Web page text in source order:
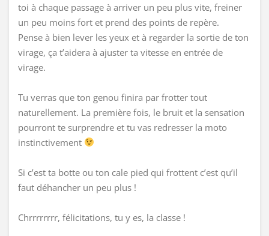
toi à chaque passage à arriver un peu plus vite, freiner
un peu moins fort et prend des points de repère.
Pense à bien lever les yeux et à regarder la sortie de ton
virage, ça t’aidera à ajuster ta vitesse en entrée de
virage.
Tu verras que ton genou finira par frotter tout
naturellement. La première fois, le bruit et la sensation
pourront te surprendre et tu vas redresser la moto
instinctivement
Si c’est ta botte ou ton cale pied qui frottent c’est qu’il
faut déhancher un peu plus !
Chrrrrrrrr, félicitations, tu y es, la classe !